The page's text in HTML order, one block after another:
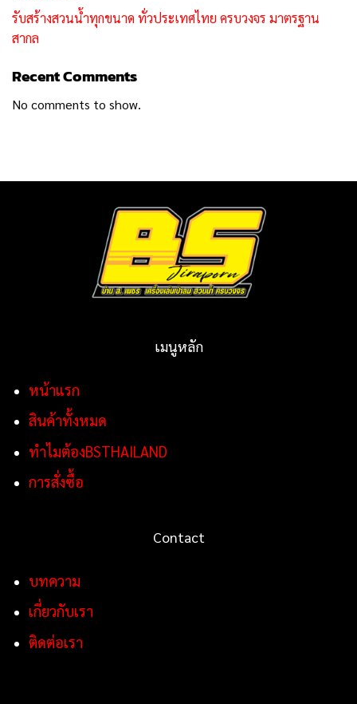
รับสร้างสวนน้ำทุกขนาด ทั่วประเทศไทย ครบวงจร มาตรฐาน
สากล
Recent Comments
No comments to show.
เมนูหลัก
หน้าแรก
สินค้าทั้งหมด
ทำไมต้องBSTHAILAND
การสั่งซื้อ
Contact
บทความ
เกี่ยวกับเรา
ติดต่อเรา